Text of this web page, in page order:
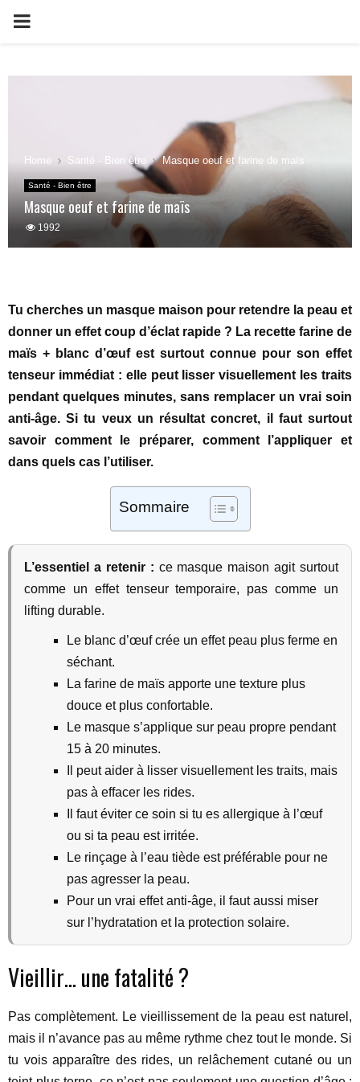
PRIMARY
Home Santé - Bien être Masque oeuf et farine de maïs
Santé - Bien être
Masque oeuf et farine de maïs
1992
Tu cherches un masque maison pour retendre la peau et
donner un effet coup d’éclat rapide ? La recette farine de
maïs + blanc d’œuf est surtout connue pour son effet
tenseur immédiat : elle peut lisser visuellement les traits
pendant quelques minutes, sans remplacer un vrai soin
anti-âge. Si tu veux un résultat concret, il faut surtout
savoir comment le préparer, comment l’appliquer et
dans quels cas l’utiliser.
Sommaire
L’essentiel a retenir : ce masque maison agit surtout
comme un effet tenseur temporaire, pas comme un
lifting durable.
Le blanc d’œuf crée un effet peau plus ferme en
séchant.
La farine de maïs apporte une texture plus
douce et plus confortable.
Le masque s’applique sur peau propre pendant
15 à 20 minutes.
Il peut aider à lisser visuellement les traits, mais
pas à effacer les rides.
Il faut éviter ce soin si tu es allergique à l’œuf
ou si ta peau est irritée.
Le rinçage à l’eau tiède est préférable pour ne
pas agresser la peau.
Pour un vrai effet anti-âge, il faut aussi miser
sur l’hydratation et la protection solaire.
Vieillir… une fatalité ?
Pas complètement. Le vieillissement de la peau est naturel,
mais il n’avance pas au même rythme chez tout le monde. Si
tu vois apparaître des rides, un relâchement cutané ou un